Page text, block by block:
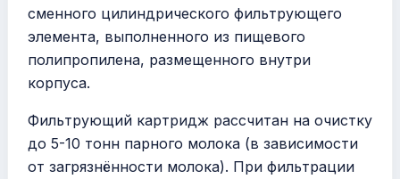
сменного цилиндрического фильтрующего
элемента, выполненного из пищевого
полипропилена, размещенного внутри
корпуса.
Фильтрующий картридж рассчитан на очистку
до 5-10 тонн парного молока (в зависимости
от загрязнённости молока). При фильтрации